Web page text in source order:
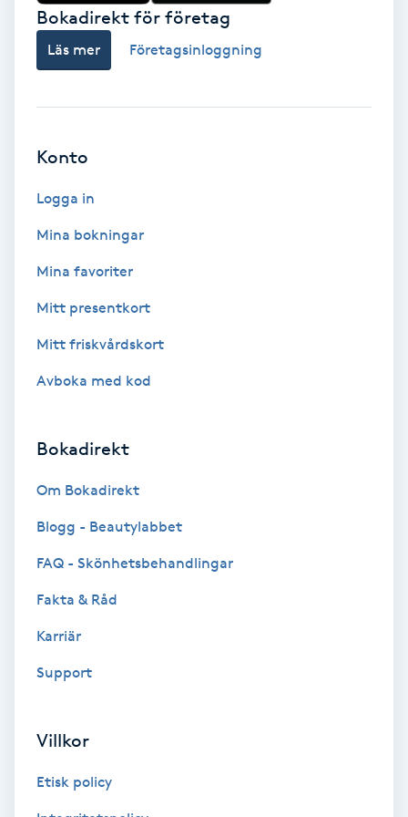
Ansiktsbehandling djuprengörande
Bambumassage
Barber
BIAB
Bottenfärg
Brynformning
Brynplockning
Coachning
Bokadirekt för företag
Läs mer Företagsinloggning
Konto
Logga in
Mina bokningar
Mina favoriter
Mitt presentkort
Mitt friskvårdskort
Avboka med kod
Bokadirekt
Om Bokadirekt
Blogg - Beautylabbet
FAQ - Skönhetsbehandlingar
Fakta & Råd
Karriär
Support
Villkor
Etisk policy